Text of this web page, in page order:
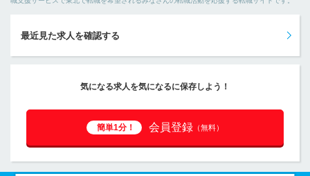
最近見た求人を確認する
気になる求人を気になるに保存しよう！
簡単1分！ 会員登録 （無料）